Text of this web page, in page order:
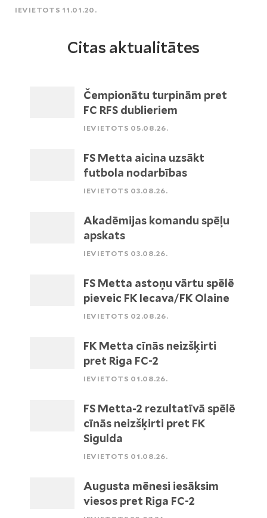
IEVIETOTS 11.01.20.
Citas aktualitātes
Čempionātu turpinām pret
FC RFS dublieriem
IEVIETOTS 05.08.26.
FS Metta aicina uzsākt
futbola nodarbības
IEVIETOTS 03.08.26.
Akadēmijas komandu spēļu
apskats
IEVIETOTS 03.08.26.
FS Metta astoņu vārtu spēlē
pieveic FK Iecava/FK Olaine
IEVIETOTS 02.08.26.
FK Metta cīnās neizšķirti
pret Riga FC-2
IEVIETOTS 01.08.26.
FS Metta-2 rezultatīvā spēlē
cīnās neizšķirti pret FK
Sigulda
IEVIETOTS 01.08.26.
Augusta mēnesi iesāksim
viesos pret Riga FC-2